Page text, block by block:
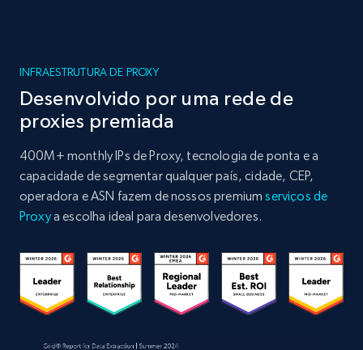
INFRAESTRUTURA DE PROXY
Desenvolvido por uma rede de
proxies premiada
400M+ monthly IPs de Proxy, tecnologia de ponta e a
capacidade de segmentar qualquer país, cidade, CEP,
operadora e ASN fazem de nossos premiumserviços de
Proxya escolha ideal para desenvolvedores.